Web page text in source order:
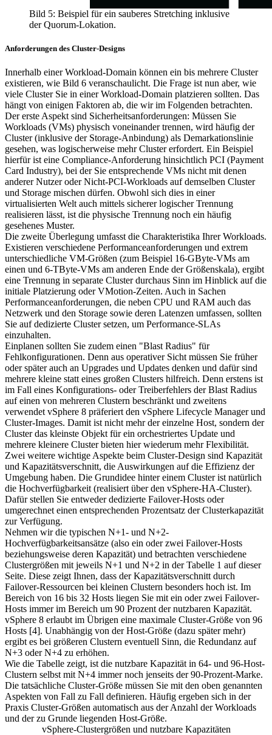
Bild 5: Beispiel für ein sauberes Stretching inklusive
der Quorum-Lokation.
Anforderungen des Cluster-Designs
Innerhalb einer Workload-Domain können ein bis mehrere Cluster
existieren, wie Bild 6 veranschaulicht. Die Frage ist nun aber, wie
viele Cluster Sie in einer Workload-Domain platzieren sollten. Das
hängt von einigen Faktoren ab, die wir im Folgenden betrachten.
Der erste Aspekt sind Sicherheitsanforderungen: Müssen Sie
Workloads (VMs) physisch voneinander trennen, wird häufig der
Cluster (inklusive der Storage-Anbindung) als Demarkationslinie
gesehen, was logischerweise mehr Cluster erfordert. Ein Beispiel
hierfür ist eine Compliance-Anforderung hinsichtlich PCI (Payment
Card Industry), bei der Sie entsprechende VMs nicht mit denen
anderer Nutzer oder Nicht-PCI-Workloads auf demselben Cluster
und Storage mischen dürfen. Obwohl sich dies in einer
virtualisierten Welt auch mittels sicherer logischer Trennung
realisieren lässt, ist die physische Trennung noch ein häufig
gesehenes Muster.
Die zweite Überlegung umfasst die Charakteristika Ihrer Workloads.
Existieren verschiedene Performanceanforderungen und extrem
unterschiedliche VM-Größen (zum Beispiel 16-GByte-VMs am
einen und 6-TByte-VMs am anderen Ende der Größenskala), ergibt
eine Trennung in separate Cluster durchaus Sinn im Hinblick auf die
initiale Platzierung oder VMotion-Zeiten. Auch in Sachen
Performanceanforderungen, die neben CPU und RAM auch das
Netzwerk und den Storage sowie deren Latenzen umfassen, sollten
Sie auf dedizierte Cluster setzen, um Performance-SLAs
einzuhalten.
Einplanen sollten Sie zudem einen "Blast Radius" für
Fehlkonfigurationen. Denn aus operativer Sicht müssen Sie früher
oder später auch an Upgrades und Updates denken und dafür sind
mehrere kleine statt eines großen Clusters hilfreich. Denn erstens ist
im Fall eines Konfigurations- oder Treiberfehlers der Blast Radius
auf einen von mehreren Clustern beschränkt und zweitens
verwendet vSphere 8 präferiert den vSphere Lifecycle Manager und
Cluster-Images. Damit ist nicht mehr der einzelne Host, sondern der
Cluster das kleinste Objekt für ein orchestriertes Update und
mehrere kleinere Cluster bieten hier wiederum mehr Flexibilität.
Zwei weitere wichtige Aspekte beim Cluster-Design sind Kapazität
und Kapazitätsverschnitt, die Auswirkungen auf die Effizienz der
Umgebung haben. Die Grundidee hinter einem Cluster ist natürlich
die Hochverfügbarkeit (realisiert über den vSphere-HA-Cluster).
Dafür stellen Sie entweder dedizierte Failover-Hosts oder
umgerechnet einen entsprechenden Prozentsatz der Clusterkapazität
zur Verfügung.
Nehmen wir die typischen N+1- und N+2-
Hochverfügbarkeitsansätze (also ein oder zwei Failover-Hosts
beziehungsweise deren Kapazität) und betrachten verschiedene
Clustergrößen mit jeweils N+1 und N+2 in der Tabelle 1 auf dieser
Seite. Diese zeigt Ihnen, dass der Kapazitätsverschnitt durch
Failover-Ressourcen bei kleinen Clustern besonders hoch ist. Im
Bereich von 16 bis 32 Hosts liegen Sie mit ein oder zwei Failover-
Hosts immer im Bereich um 90 Prozent der nutzbaren Kapazität.
vSphere 8 erlaubt im Übrigen eine maximale Cluster-Größe von 96
Hosts [4]. Unabhängig von der Host-Größe (dazu später mehr)
ergibt es bei größeren Clustern eventuell Sinn, die Redundanz auf
N+3 oder N+4 zu erhöhen.
Wie die Tabelle zeigt, ist die nutzbare Kapazität in 64- und 96-Host-
Clustern selbst mit N+4 immer noch jenseits der 90-Prozent-Marke.
Die tatsächliche Cluster-Größe müssen Sie mit den oben genannten
Aspekten von Fall zu Fall definieren. Häufig ergeben sich in der
Praxis Cluster-Größen automatisch aus der Anzahl der Workloads
und der zu Grunde liegenden Host-Größe.
vSphere-Clustergrößen und nutzbare Kapazitäten